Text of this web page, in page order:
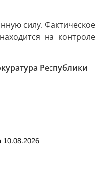
силу. Фактическое
на контроле
Республики
10.08.2026